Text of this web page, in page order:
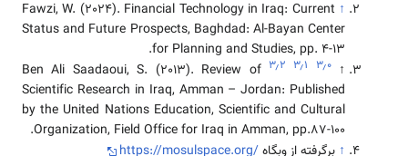
↑
Fawzi, W. (2024). Financial Technology in Iraq: Current
Status and Future Prospects, Baghdad: Al-Bayan Center
for Planning and Studies, pp. 4-13.
↑۳٫۰ ۳٫۱ ۳٫۲ Ben Ali Saadaoui, S. (2013). Review of
Scientific Research in Iraq, Amman – Jordan: Published
by the United Nations Education, Scientific and Cultural
Organization, Field Office for Iraq in Amman, pp.87-100.
↑ برگرفته از وبگاهhttps://mosulspace.org/